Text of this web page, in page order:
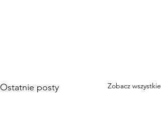
Ostatnie posty Zobacz wszystkie